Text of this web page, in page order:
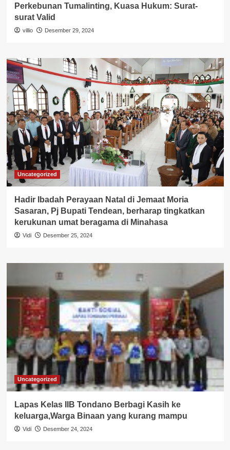
Perkebunan Tumalinting, Kuasa Hukum: Surat-
surat Valid
villio Desember 29, 2024
Uncategorized
Hadir Ibadah Perayaan Natal di Jemaat Moria
Sasaran, Pj Bupati Tendean, berharap tingkatkan
kerukunan umat beragama di Minahasa
Vidi Desember 25, 2024
Uncategorized
Lapas Kelas IIB Tondano Berbagi Kasih ke
keluarga,Warga Binaan yang kurang mampu
Vidi Desember 24, 2024